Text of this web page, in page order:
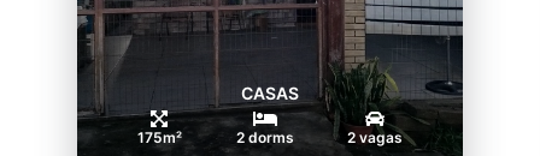
CASAS
175m² 2 dorms 2 vagas